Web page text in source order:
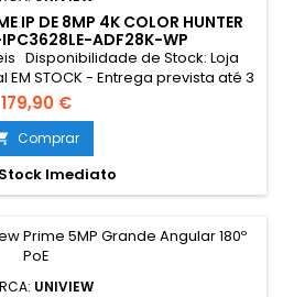
IP DE 8MP 4K COLOR HUNTER
ADF28K-WP
Disponibilidade de Stock: Loja
STOCK - Entrega prevista até 3
António Fernandes Ferreira
encomenda - chegada até 2 dias
úteis
179,90 €
Comprar
Imediato
UNIVIEW